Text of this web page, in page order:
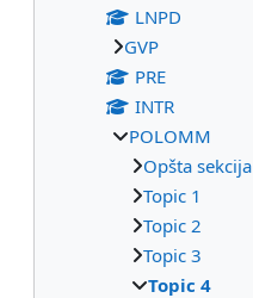
LNPD
GVP
PRE
INTR
POLOMM
Opšta sekcija
Topic 1
Topic 2
Topic 3
Topic 4